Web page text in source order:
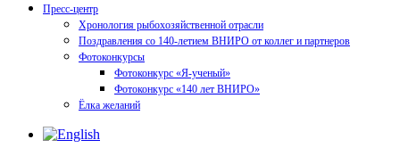
Пресс-центр
Хронология рыбохозяйственной отрасли
Поздравления со 140-летием ВНИРО от коллег и партнеров
Фотоконкурсы
Фотоконкурс «Я-ученый»
Фотоконкурс «140 лет ВНИРО»
Ёлка желаний